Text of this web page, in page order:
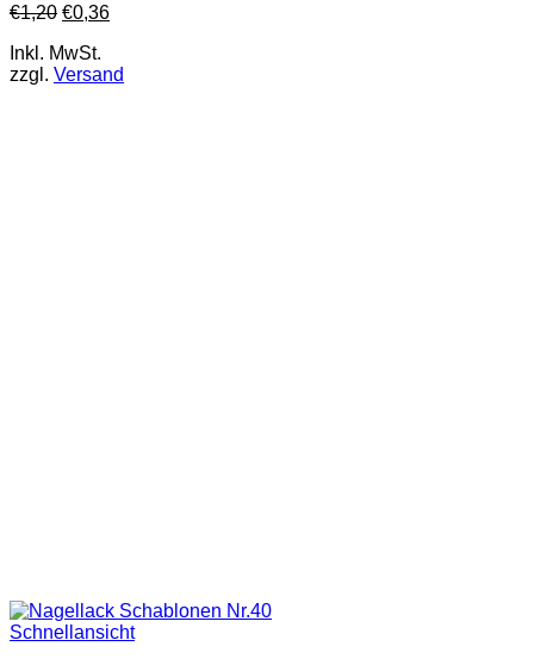
€1,20 €0,36
Inkl. MwSt.
zzgl. Versand
Schnellansicht